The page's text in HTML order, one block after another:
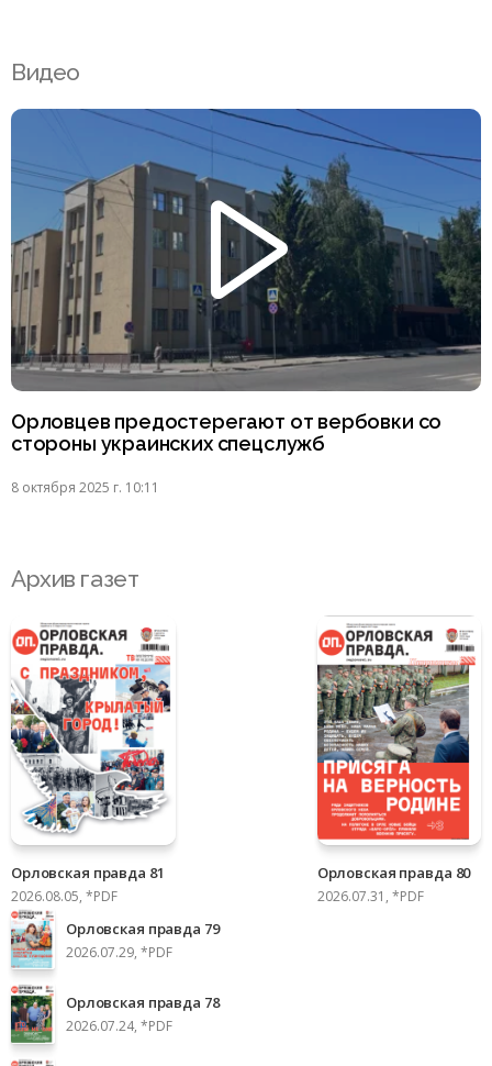
Видео
Орловцев предостерегают от вербовки со
стороны украинских спецслужб
8 октября 2025 г. 10:11
Архив газет
Орловская правда 81
2026.08.05, *PDF
Орловская правда 80
2026.07.31, *PDF
Орловская правда 79
2026.07.29, *PDF
Орловская правда 78
2026.07.24, *PDF